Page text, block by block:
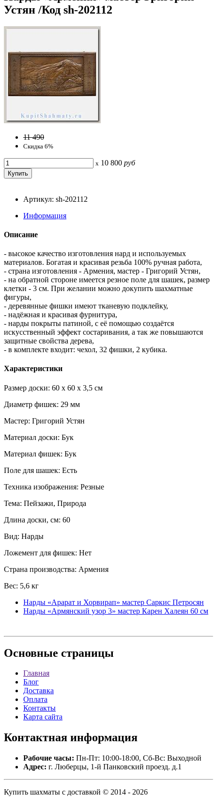
Устян /Код sh-202112
11 490
Скидка 6%
x 10 800 руб
Артикул: sh-202112
Информация
Описание
- высокое качество изготовления нард и используемых
материалов. Богатая и красивая резьба 100% ручная работа,
- страна изготовления - Армения, мастер - Григорий Устян,
- на обратной стороне имеется резное поле для шашек, размер
клетки - 3 см. При желании можно докупить шахматные
фигуры,
- деревянные фишки имеют тканевую подклейку,
- надёжная и красивая фурнитура,
- нарды покрыты патиной, с её помощью создаётся
искусственный эффект состаривания, а так же повышаются
защитные свойства дерева,
- в комплекте входит: чехол, 32 фишки, 2 кубика.
Характеристики
Размер доски: 60 x 60 x 3,5 см
Диаметр фишек: 29 мм
Мастер: Григорий Устян
Материал доски: Бук
Материал фишек: Бук
Поле для шашек: Есть
Техника изображения: Резные
Тема: Пейзажи, Природа
Длина доски, см: 60
Вид: Нарды
Ложемент для фишек: Нет
Страна производства: Армения
Вес: 5,6 кг
Нарды «Арарат и Хорвирап» мастер Саркис Петросян
Нарды «Армянский узор 3» мастер Карен Халеян 60 см
Основные страницы
Главная
Блог
Доставка
Оплата
Контакты
Карта сайта
Контактная информация
Рабочие часы: Пн-Пт: 10:00-18:00, Сб-Вс: Выходной
Адрес: г. Люберцы, 1-й Панковский проезд. д.1
Купить шахматы с доставкой © 2014 - 2026